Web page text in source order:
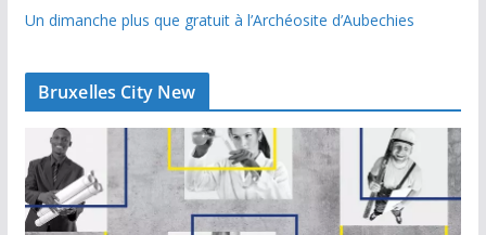
Un dimanche plus que gratuit à l’Archéosite d’Aubechies
Bruxelles City New